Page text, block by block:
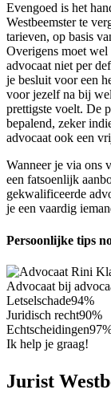
Evengoed is het
Westbeemster te
tarieven, op basis
Overigens moet wel
advocaat niet per
je besluit voor een
voor jezelf na bij
prettigste voelt. De
bepalend, zeker
advocaat ook een
Wanneer je via ons
een fatsoenlijk
gekwalificeerde
je een vaardig
Persoonlijke tips
Advocaat bij
Letselschade94%
Juridisch recht90%
Echtscheidingen
Ik help je graag!
Jurist